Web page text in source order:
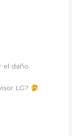
daño.
LG?